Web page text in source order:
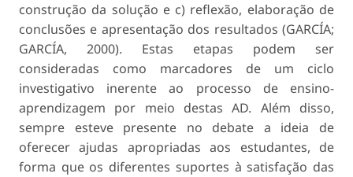
construção da solução e c) reflexão, elaboração de
conclusões e apresentação dos resultados (GARCÍA;
GARCÍA, 2000). Estas etapas podem ser
consideradas como marcadores de um ciclo
investigativo inerente ao processo de ensino-
aprendizagem por meio destas AD. Além disso,
sempre esteve presente no debate a ideia de
oferecer ajudas apropriadas aos estudantes, de
forma que os diferentes suportes à satisfação das